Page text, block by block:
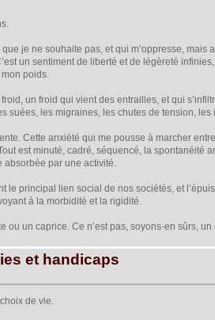
je ne souhaite pas, et qui m’oppresse,
un sentiment de liberté et de légèreté
poids.
un froid qui vient des entrailles, et qui
suées, les migraines, les chutes de tension, les
Cette anxiété qui me pousse à marcher
est minuté, cadré, séquencé, la
absorbée par une activité.
le principal lien social de nos sociétés, et
à la morbidité et la rigidité.
ou un caprice. Ce n’est pas, soyons-en sûrs,
et handicaps
de vie.